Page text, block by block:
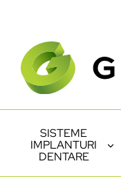
SISTEME
IMPLANTURI
DENTARE